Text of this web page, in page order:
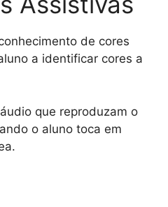
de cores
a identificar cores a
que reproduzam o
o aluno toca em